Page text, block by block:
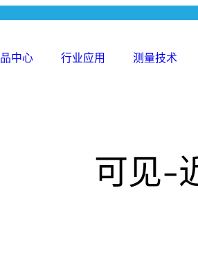
中心 行业应用 测量技术
可见-